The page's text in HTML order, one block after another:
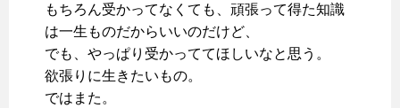
もちろん受かってなくても、頑張って得た知識
は一生ものだからいいのだけど、
でも、やっぱり受かっててほしいなと思う。
欲張りに生きたいもの。
ではまた。